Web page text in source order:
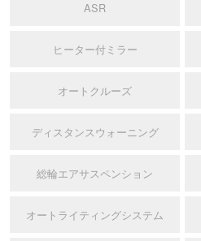
ASR
ヒーター付ミラー
オートクルーズ
ディスタンスウォーニング
総輪エアサスペンション
オートライティングシステム